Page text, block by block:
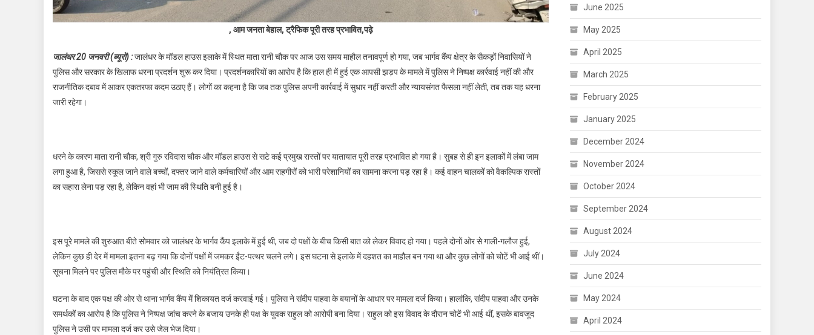
, आम जनता बेहाल, ट्रैफिक पूरी तरह प्रभावित,पढ़े
जालंधर 20 जनवरी (ब्यूरो) :जालंधर के मॉडल हाउस इलाके में स्थित माता रानी चौक पर आज उस समय माहौल तनावपूर्ण हो गया, जब भार्गव कैंप क्षेत्र के सैकड़ों निवासियों ने
पुलिस और सरकार के खिलाफ धरना प्रदर्शन शुरू कर दिया। प्रदर्शनकारियों का आरोप है कि हाल ही में हुई एक आपसी झड़प के मामले में पुलिस ने निष्पक्ष कार्रवाई नहीं की और
राजनीतिक दबाव में आकर एकतरफा कदम उठाए हैं। लोगों का कहना है कि जब तक पुलिस अपनी कार्रवाई में सुधार नहीं करती और न्यायसंगत फैसला नहीं लेती, तब तक यह धरना
जारी रहेगा।
धरने के कारण माता रानी चौक, श्री गुरु रविदास चौक और मॉडल हाउस से सटे कई प्रमुख रास्तों पर यातायात पूरी तरह प्रभावित हो गया है। सुबह से ही इन इलाकों में लंबा जाम
लगा हुआ है, जिससे स्कूल जाने वाले बच्चों, दफ्तर जाने वाले कर्मचारियों और आम राहगीरों को भारी परेशानियों का सामना करना पड़ रहा है। कई वाहन चालकों को वैकल्पिक रास्तों
का सहारा लेना पड़ रहा है, लेकिन वहां भी जाम की स्थिति बनी हुई है।
इस पूरे मामले की शुरुआत बीते सोमवार को जालंधर के भार्गव कैंप इलाके में हुई थी, जब दो पक्षों के बीच किसी बात को लेकर विवाद हो गया। पहले दोनों ओर से गाली-गलौज हुई,
लेकिन कुछ ही देर में मामला इतना बढ़ गया कि दोनों पक्षों में जमकर ईंट-पत्थर चलने लगे। इस घटना से इलाके में दहशत का माहौल बन गया था और कुछ लोगों को चोटें भी आई थीं।
सूचना मिलने पर पुलिस मौके पर पहुंची और स्थिति को नियंत्रित किया।
घटना के बाद एक पक्ष की ओर से थाना भार्गव कैंप में शिकायत दर्ज करवाई गई। पुलिस ने संदीप पाहवा के बयानों के आधार पर मामला दर्ज किया। हालांकि, संदीप पाहवा और उनके
समर्थकों का आरोप है कि पुलिस ने निष्पक्ष जांच करने के बजाय उनके ही पक्ष के युवक राहुल को आरोपी बना दिया। राहुल को इस विवाद के दौरान चोटें भी आई थीं, इसके बावजूद
पुलिस ने उसी पर मामला दर्ज कर उसे जेल भेज दिया।
June 2025
May 2025
April 2025
March 2025
February 2025
January 2025
December 2024
November 2024
October 2024
September 2024
August 2024
July 2024
June 2024
May 2024
April 2024